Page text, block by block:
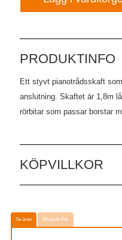
PRODUKTINFO
Ett styvt pianotrådsskaft
anslutning. Skaftet är 1,8m
rörbitar som passar borstar
KÖPVILLKOR
Se även Bifogade filer